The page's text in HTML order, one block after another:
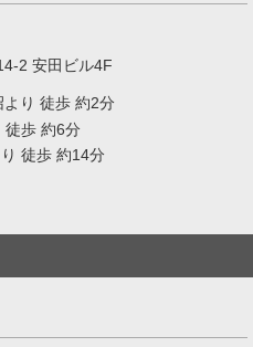
2 安田ビル4F
り 徒歩 約2分
徒歩 約6分
徒歩 約14分